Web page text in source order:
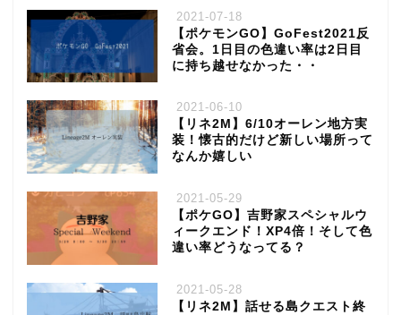
2021-07-18
【ポケモンGO】GoFest2021反
省会。1日目の色違い率は2日目
に持ち越せなかった・・
2021-06-10
【リネ2M】6/10オーレン地方実
装！懐古的だけど新しい場所って
なんか嬉しい
2021-05-29
【ポケGO】吉野家スペシャルウ
ィークエンド！XP4倍！そして色
違い率どうなってる？
2021-05-28
【リネ2M】話せる島クエスト終